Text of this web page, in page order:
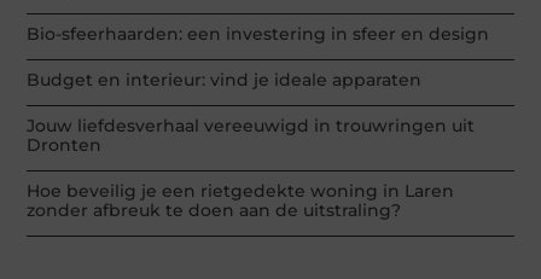
Bio-sfeerhaarden: een investering in sfeer en design
Budget en interieur: vind je ideale apparaten
Jouw liefdesverhaal vereeuwigd in trouwringen uit
Dronten
Hoe beveilig je een rietgedekte woning in Laren
zonder afbreuk te doen aan de uitstraling?